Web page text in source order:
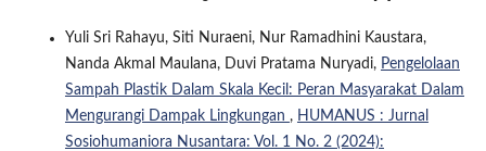
Yuli Sri Rahayu, Siti Nuraeni, Nur Ramadhini Kaustara,
Nanda Akmal Maulana, Duvi Pratama Nuryadi, Pengelolaan
Sampah Plastik Dalam Skala Kecil: Peran Masyarakat Dalam
Mengurangi Dampak Lingkungan , HUMANUS : Jurnal
Sosiohumaniora Nusantara: Vol. 1 No. 2 (2024):